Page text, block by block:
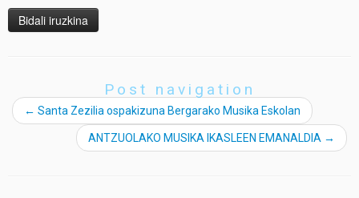
Post navigation
← Santa Zezilia ospakizuna Bergarako Musika Eskolan
ANTZUOLAKO MUSIKA IKASLEEN EMANALDIA →